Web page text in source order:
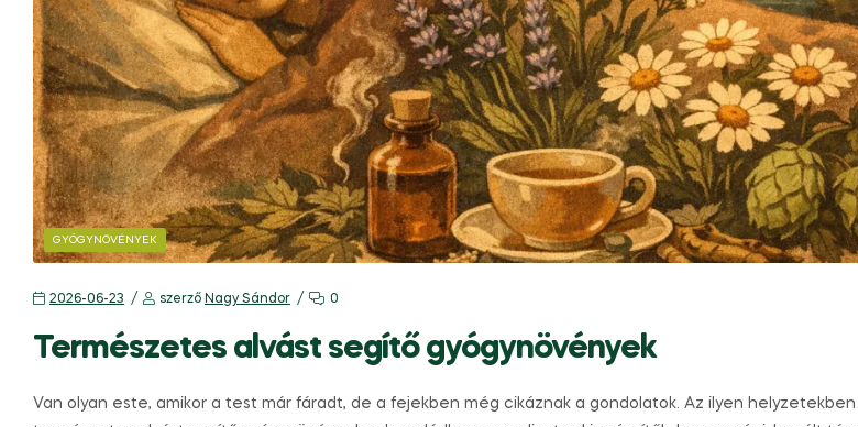
GYÓGYNÖVÉNYEK
2026-06-23 szerző Nagy Sándor 0
Természetes alvást segítő gyógynövények
Van olyan este, amikor a test már fáradt, de a fejekben még cikáznak a gondolatok. Az ilyen helyzetekben